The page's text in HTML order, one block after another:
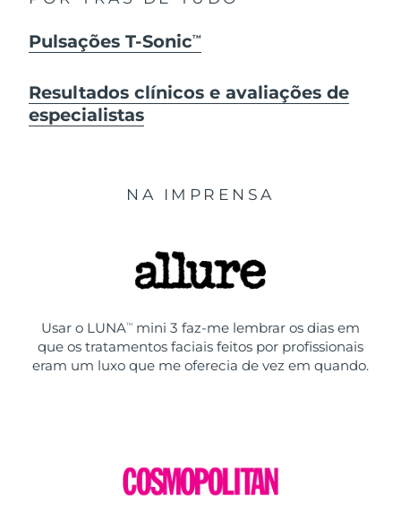
Pulsações T-SonicTM
Resultados clínicos e avaliações de
especialistas
NA IMPRENSA
Usar o LUNATM
mini 3 faz-me lembrar os dias em
que os tratamentos faciais feitos por profissionais
eram um luxo que me oferecia de vez em quando.